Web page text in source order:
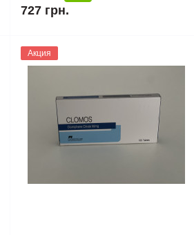
727 грн.
Акция